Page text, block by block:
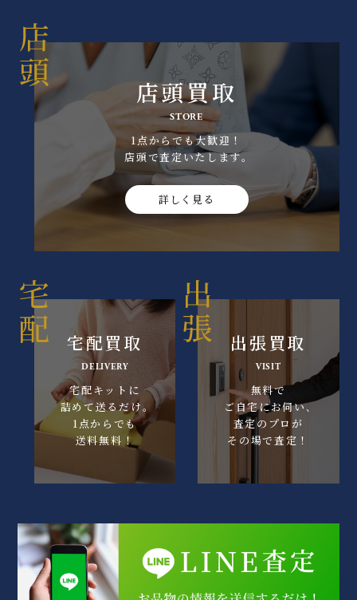
店頭買取
STORE
1点からでも大歓迎！
店頭で査定いたします｡
詳しく見る
宅配買取
DELIVERY
宅配キットに
詰めて送るだけ｡
1点からでも
送料無料！
出張買取
VISIT
無料で
ご自宅にお伺い､
査定のプロが
その場で査定！